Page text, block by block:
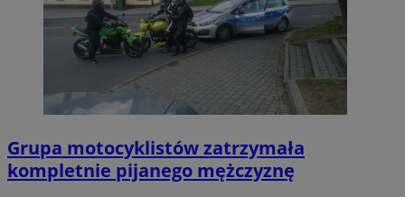
Grupa motocyklistów zatrzymała
kompletnie pijanego mężczyznę